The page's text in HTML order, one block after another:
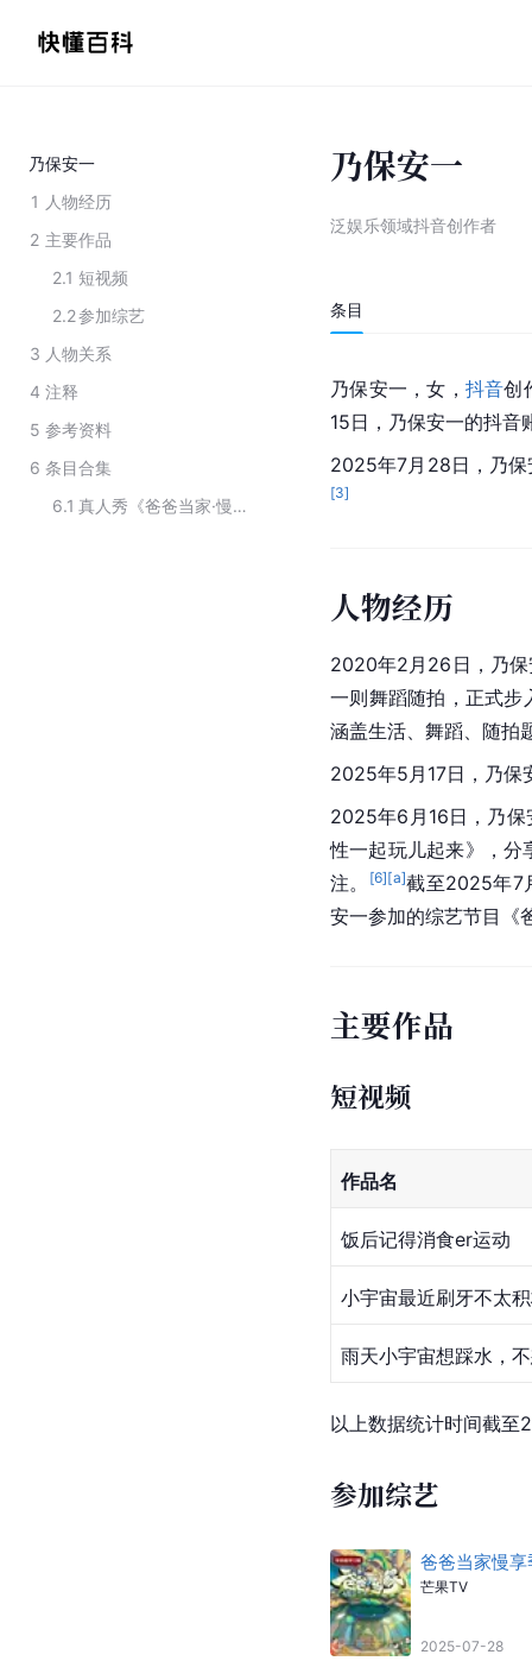
乃保安一
1 人物经历
2 主要作品
2.1 短视频
2.2参加综艺
3 人物关系
4 注释
5 参考资料
6 条目合集
6.1
真人秀《爸爸当家·慢享季》的主要嘉宾
乃保安一
泛娱乐领域抖音创作者
条目
乃保安一，女， 抖音创
15日，乃保安一的抖
2025年7月28日，乃保
[3]
人物经历
2020年2月26日，乃保
一则舞蹈随拍，正式步
涵盖生活、舞蹈、随拍
2025年5月17日，乃保
2025年6月16日，乃保
性一起玩儿起来》，
注。
[6][a]截至2025年7
安一参加的综艺节目《
主要作品
短视频
作品名
饭后记得消食er运动
小宇宙最近刷牙不太
雨天小宇宙想踩水，
以上数据统计时间截至
参加综艺
爸爸当家慢享
芒果TV
2025-07-28